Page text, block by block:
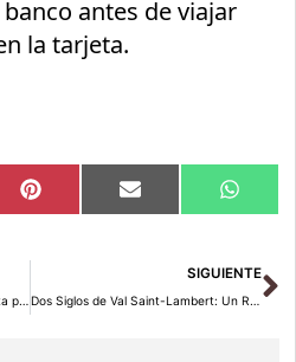
antes de viajar
la tarjeta.
Compartir
en
Pinterest Compartir
en
Email
en
Qué ver en Zaragoza: guía completa para 2026
SIGUIENTE
Dos Siglos de Val Saint-Lambert: Un Recorrido por el Corazón Industrial de Valonia